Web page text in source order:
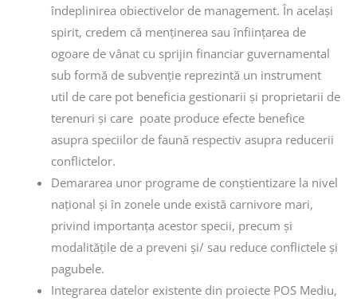
îndeplinirea obiectivelor de management. În același
spirit, credem că menținerea sau înființarea de
ogoare de vânat cu sprijin financiar guvernamental
sub formă de subvenție reprezintă un instrument
util de care pot beneficia gestionarii și proprietarii de
terenuri și care poate produce efecte benefice
asupra speciilor de faună respectiv asupra reducerii
conflictelor.
Demararea unor programe de conștientizare la nivel
național și în zonele unde există carnivore mari,
privind importanța acestor specii, precum și
modalitățile de a preveni și/ sau reduce conflictele și
pagubele.
Integrarea datelor existente din proiecte POS Mediu,